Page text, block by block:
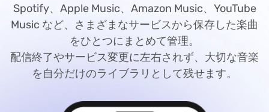
Spotify、Apple Music、Amazon Music、YouTube
Music など、さまざまなサービスから保存した楽曲
をひとつにまとめて管理。
配信終了やサービス変更に左右されず、大切な音楽
を自分だけのライブラリとして残せます。